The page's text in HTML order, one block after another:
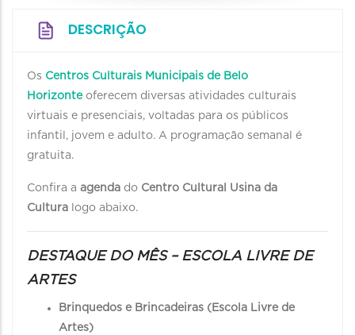
DESCRIÇÃO
Os Centros Culturais Municipais de Belo
Horizonteoferecem diversas atividades culturais
virtuais e presenciais, voltadas para os públicos
infantil, jovem e adulto. A programação semanal é
gratuita.
Confira a agenda do Centro Cultural Usina da
Cultura logo abaixo.
DESTAQUE DO MÊS – ESCOLA LIVRE DE
ARTES
Brinquedos e Brincadeiras (Escola Livre de
Artes)